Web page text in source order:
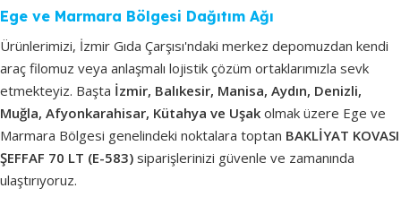
Ege ve Marmara Bölgesi Dağıtım Ağı
Ürünlerimizi, İzmir Gıda Çarşısı'ndaki merkez depomuzdan kendi
araç filomuz veya anlaşmalı lojistik çözüm ortaklarımızla sevk
etmekteyiz. Başta İzmir, Balıkesir, Manisa, Aydın, Denizli,
Muğla, Afyonkarahisar, Kütahya ve Uşak olmak üzere Ege ve
Marmara Bölgesi genelindeki noktalara toptan BAKLİYAT KOVASI
ŞEFFAF 70 LT (E-583) siparişlerinizi güvenle ve zamanında
ulaştırıyoruz.